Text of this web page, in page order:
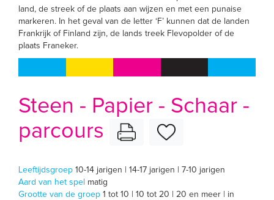
land, de streek of de plaats aan wijzen en met een punaise
markeren. In het geval van de letter ‘F’ kunnen dat de landen
Frankrijk of Finland zijn, de lands treek Flevopolder of de
plaats Franeker.
Steen - Papier - Schaar -
parcours
Leeftijdsgroep 10-14 jarigen | 14-17 jarigen | 7-10 jarigen
Aard van het spel matig
Grootte van de groep 1 tot 10 | 10 tot 20 | 20 en meer | in